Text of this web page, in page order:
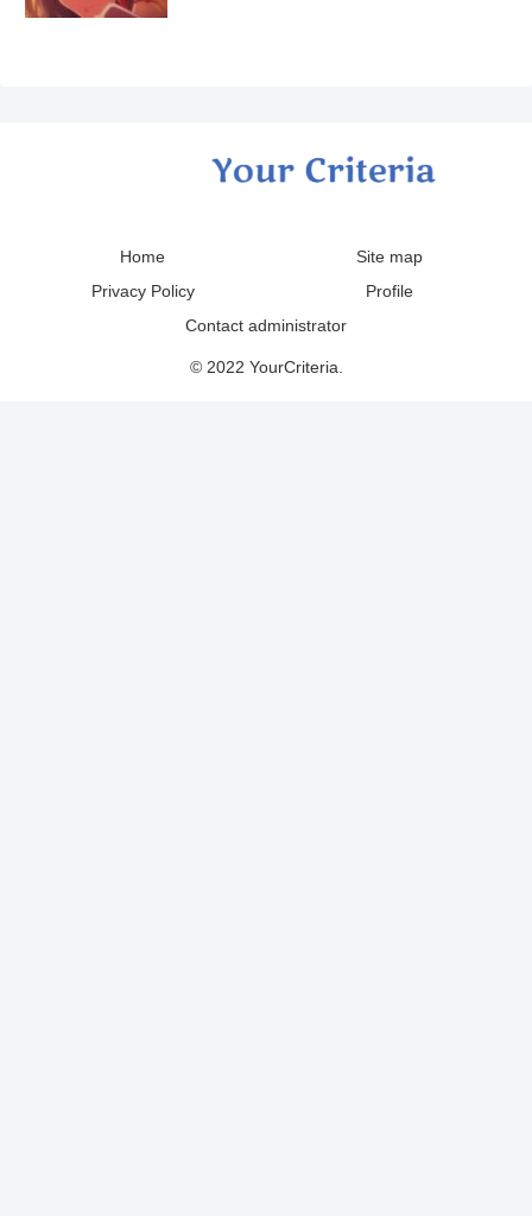
Home
Site map
Privacy Policy
Profile
Contact administrator
© 2022 YourCriteria.